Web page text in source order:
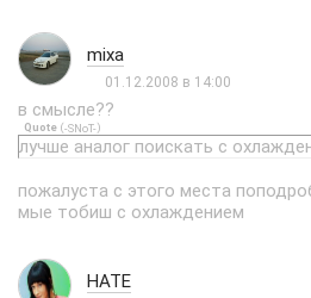
mixa
01.12.2008 в 14:00
в смысле??
Quote (-SNoT-)
лучше аналог поискать с
пожалуста с этого места
мые тобиш с охлаждением
HATE